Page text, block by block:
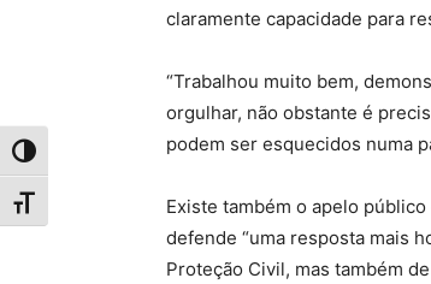
Toggle High Contrast
Toggle Font size
claramente capacidade para
“Trabalhou muito bem,
orgulhar, não obstante é
podem ser esquecidos numa
Existe também o apelo
defende “uma resposta mais
Proteção Civil, mas também